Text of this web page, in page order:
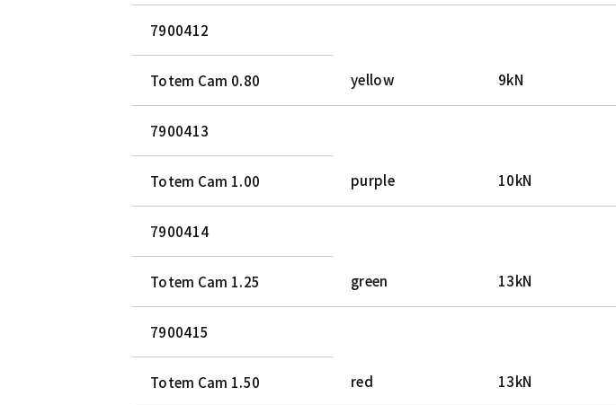
7900412
Totem Cam 0.80 yellow 9kN
7900413
Totem Cam 1.00 purple 10kN
7900414
Totem Cam 1.25 green 13kN
7900415
Totem Cam 1.50 red 13kN